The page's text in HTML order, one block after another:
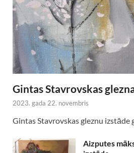
Gintas Stavrovskas
2023. gada 22. novembris
Gintas Stavrovskas gleznu izstāde
Aizputes